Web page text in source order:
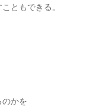
ともできる。
かを